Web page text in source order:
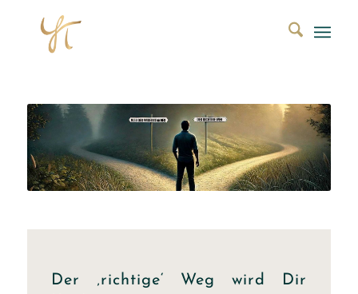
Der ‚richtige‘ Weg wird Dir